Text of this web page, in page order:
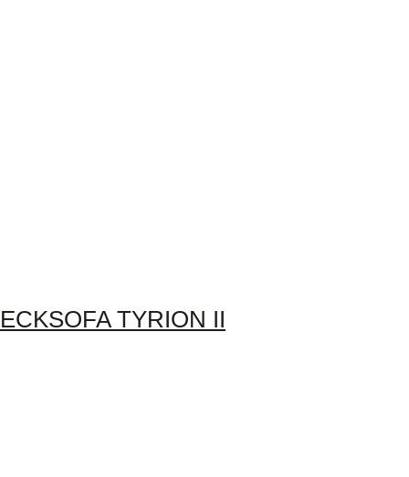
ECKSOFA TYRION II